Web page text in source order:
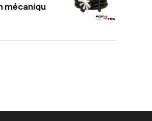
mécanique contrôlée